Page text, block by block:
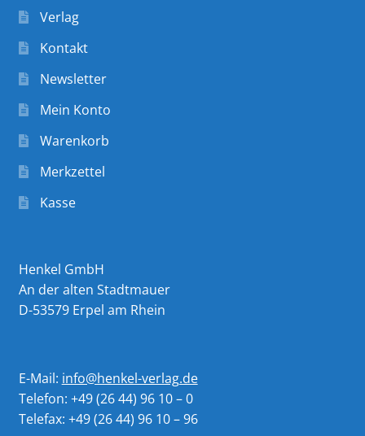
Verlag
Kontakt
Newsletter
Mein Konto
Warenkorb
Merkzettel
Kasse
Henkel GmbH
An der alten Stadtmauer
D-53579 Erpel am Rhein
E-Mail: info@henkel-verlag.de
Telefon: +49 (26 44) 96 10 – 0
Telefax: +49 (26 44) 96 10 – 96